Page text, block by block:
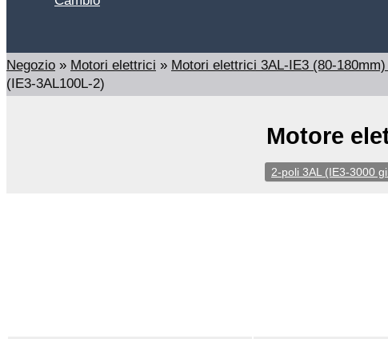
Negozio » Motori elettrici » Motori elettrici 3AL-IE3 (80-
(IE3-3AL100L-2)
Motore
2-poli 3AL (IE3-3000